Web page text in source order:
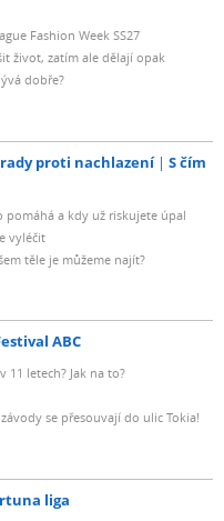
Fashion Week SS27
život, zatím ale dělají opak
dobře?
proti nachlazení
S čím
pomáhá a kdy už riskujete úpal
vyléčit
těle je můžeme najít?
ABC
11 letech? Jak na to?
se přesouvají do ulic Tokia!
liga